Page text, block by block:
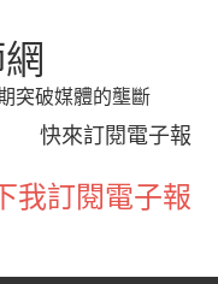
突破媒體的壟斷
快來訂閱電子報
我訂閱電子報